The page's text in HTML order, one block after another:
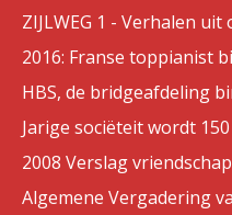
ZIJLWEG 1 - Verhalen uit
2016: Franse toppianist
HBS, de bridgeafdeling
Jarige sociëteit wordt
2008 Verslag
Algemene Vergadering